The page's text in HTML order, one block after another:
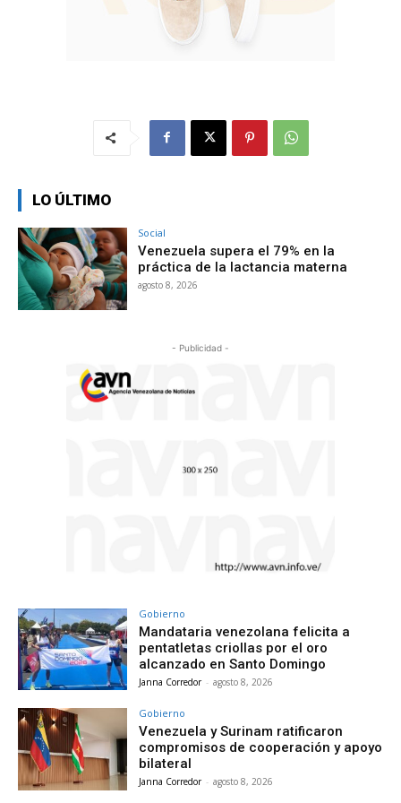
LO ÚLTIMO
Social
Venezuela supera el 79% en la
práctica de la lactancia materna
agosto 8, 2026
- Publicidad -
Gobierno
Mandataria venezolana felicita a
pentatletas criollas por el oro
alcanzado en Santo Domingo
Janna Corredor - agosto 8, 2026
Gobierno
Venezuela y Surinam ratificaron
compromisos de cooperación y apoyo
bilateral
Janna Corredor - agosto 8, 2026